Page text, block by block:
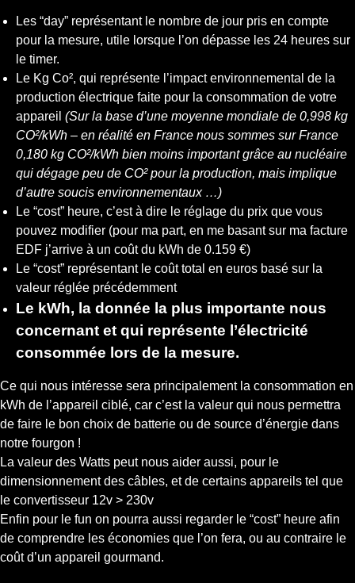
Les “day” représentant le nombre de jour pris en compte
pour la mesure, utile lorsque l’on dépasse les 24 heures sur
le timer.
Le Kg Co², qui représente l’impact environnemental de la
production électrique faite pour la consommation de votre
appareil (Sur la base d’une moyenne mondiale de 0,998 kg
CO²/kWh – en réalité en France nous sommes sur France
0,180 kg CO²/kWh bien moins important grâce au nucléaire
qui dégage peu de CO² pour la production, mais implique
d’autre soucis environnementaux …)
Le “cost” heure, c’est à dire le réglage du prix que vous
pouvez modifier (pour ma part, en me basant sur ma facture
EDF j’arrive à un coût du kWh de 0.159 €)
Le “cost” représentant le coût total en euros basé sur la
valeur réglée précédemment
Le kWh, la donnée la plus importante nous
concernant et qui représente l’électricité
consommée lors de la mesure.
Ce qui nous intéresse sera principalement la consommation en
kWh de l’appareil ciblé, car c’est la valeur qui nous permettra
de faire le bon choix de batterie ou de source d’énergie dans
notre fourgon !
La valeur des Watts peut nous aider aussi, pour le
dimensionnement des câbles, et de certains appareils tel que
le convertisseur 12v > 230v
Enfin pour le fun on pourra aussi regarder le “cost” heure afin
de comprendre les économies que l’on fera, ou au contraire le
coût d’un appareil gourmand.